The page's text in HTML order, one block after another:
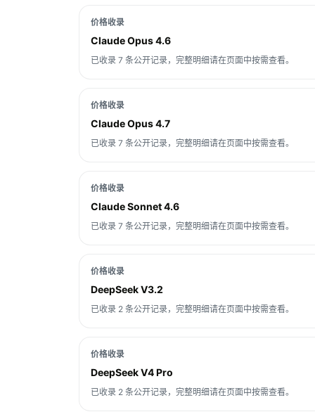
价格收录
Claude Opus 4.6
已收录 7 条公开记录，完整明细请在页面中按需查看。
价格收录
Claude Opus 4.7
已收录 7 条公开记录，完整明细请在页面中按需查看。
价格收录
Claude Sonnet 4.6
已收录 7 条公开记录，完整明细请在页面中按需查看。
价格收录
DeepSeek V3.2
已收录 2 条公开记录，完整明细请在页面中按需查看。
价格收录
DeepSeek V4 Pro
已收录 2 条公开记录，完整明细请在页面中按需查看。